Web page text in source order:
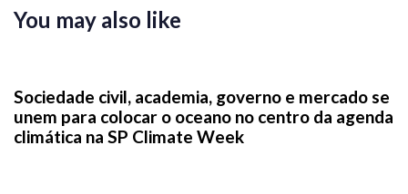
You may also like
Sociedade civil, academia, governo e mercado se
unem para colocar o oceano no centro da agenda
climática na SP Climate Week